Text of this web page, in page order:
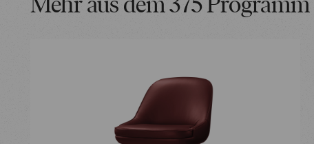
Mehr aus dem 375 Programm